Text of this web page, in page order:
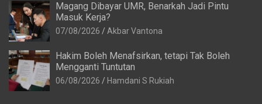
Magang Dibayar UMR, Benarkah Jadi Pintu
Masuk Kerja?
07/08/2026 Akbar Vantona
Hakim Boleh Menafsirkan, tetapi Tak Boleh
Mengganti Tuntutan
06/08/2026 Hamdani S Rukiah